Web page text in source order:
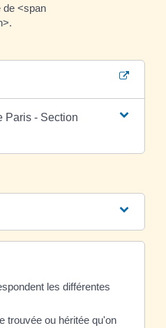
de <span
Paris - Section
les différentes
trouvée ou héritée qu'on